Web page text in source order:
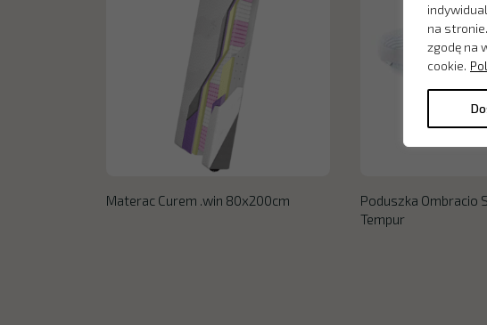
na
zgodę na
cookie.
Materac Curem .win 80x200cm
Poduszka Ombracio
Tempur